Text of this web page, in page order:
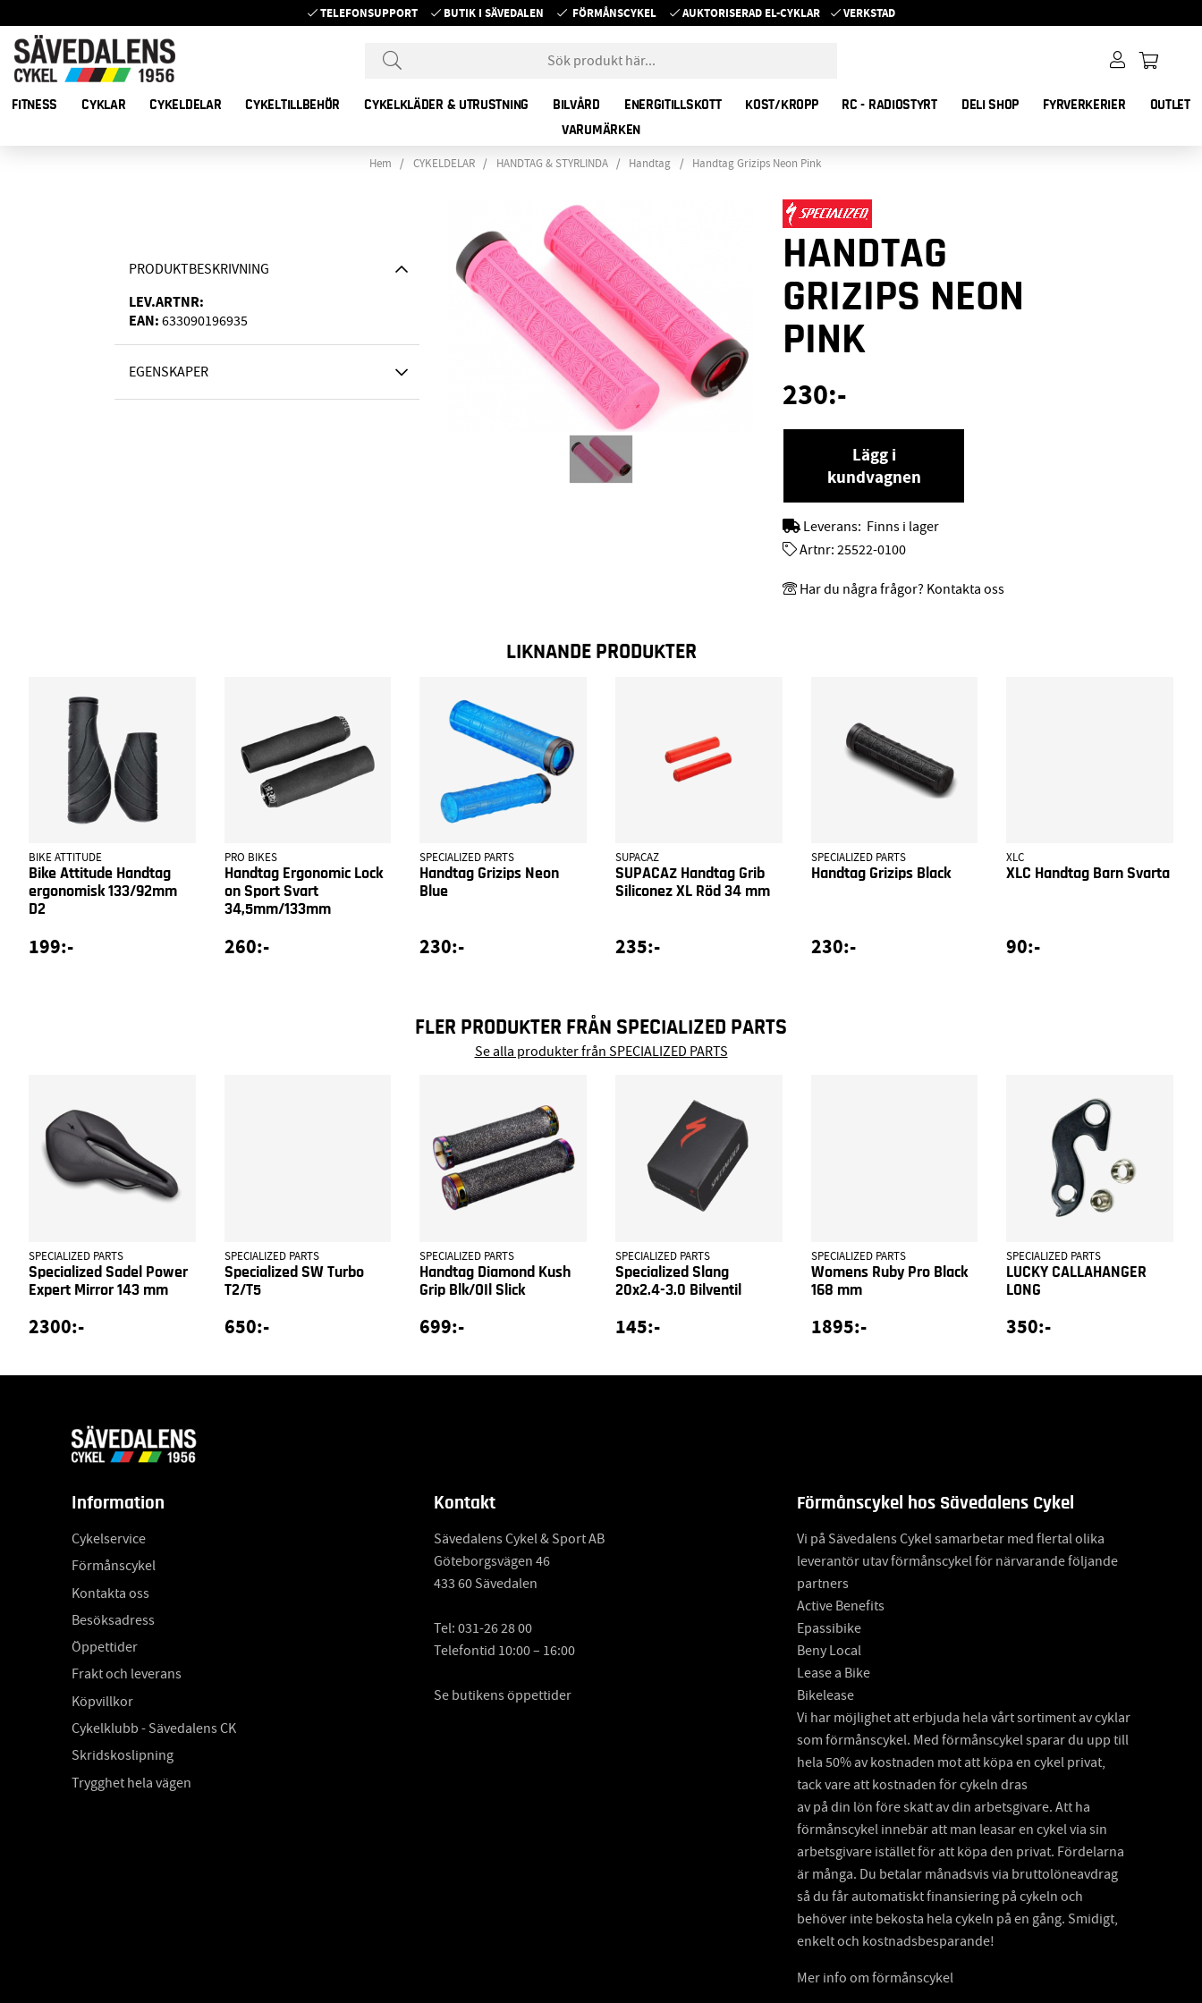
TELEFONSUPPORT BUTIK I SÄVEDALEN FÖRMÅNSCYKEL AUKTORISERAD EL-CYKLAR VERKSTAD
FITNESS CYKLAR CYKELDELAR CYKELTILLBEHÖR CYKELKLÄDER & UTRUSTNING BILVÅRD ENERGITILLSKOTT KOST/KROPP RC - RADIOSTYRT DELI SHOP FYRVERKERIER
OUTLET
VARUMÄRKEN
Hem CYKELDELAR HANDTAG & STYRLINDA Handtag Handtag Grizips Neon Pink
PRODUKTBESKRIVNING
LEV.ARTNR:
EAN: 633090196935
EGENSKAPER
HANDTAG
GRIZIPS NEON
PINK
230:-
Lägg i
kundvagnen
Leverans: Finns i lager
Artnr: 25522-0100
Har du några frågor? Kontakta oss
LIKNANDE PRODUKTER
BIKE ATTITUDE
Bike Attitude Handtag
ergonomisk 133/92mm
D2
199:-
PRO BIKES
Handtag Ergonomic Lock
on Sport Svart
34,5mm/133mm
260:-
SPECIALIZED PARTS
Handtag Grizips Neon
Blue
230:-
SUPACAZ
SUPACAZ Handtag Grib
Siliconez XL Röd 34 mm
235:-
SPECIALIZED PARTS
Handtag Grizips Black
230:-
XLC
XLC Handtag Barn Svarta
90:-
FLER PRODUKTER FRÅN SPECIALIZED PARTS
Se alla produkter från SPECIALIZED PARTS
SPECIALIZED PARTS
Specialized Sadel Power
Expert Mirror 143 mm
2300:-
SPECIALIZED PARTS
Specialized SW Turbo
T2/T5
650:-
SPECIALIZED PARTS
Handtag Diamond Kush
Grip Blk/OIl Slick
699:-
SPECIALIZED PARTS
Specialized Slang
20x2.4-3.0 Bilventil
145:-
SPECIALIZED PARTS
Womens Ruby Pro Black
168 mm
1895:-
SPECIALIZED PARTS
LUCKY CALLAHANGER
LONG
350:-
Information
Cykelservice
Förmånscykel
Kontakta oss
Besöksadress
Öppettider
Frakt och leverans
Köpvillkor
Cykelklubb - Sävedalens CK
Skridskoslipning
Trygghet hela vägen
Kontakt
Sävedalens Cykel & Sport AB
Göteborgsvägen 46
433 60 Sävedalen
Tel:031-26 28 00
Telefontid 10:00 – 16:00
Se butikens öppettider
Förmånscykel hos Sävedalens Cykel
Vi på Sävedalens Cykel samarbetar med flertal olika
leverantör utav förmånscykel för närvarande följande
partners
Active Benefits
Epassibike
Beny Local
Lease a Bike
Bikelease
Vi har möjlighet att erbjuda hela vårt sortiment av cyklar
som förmånscykel. Med förmånscykel sparar du upp till
hela 50% av kostnaden mot att köpa en cykel privat,
tack vare att kostnaden för cykeln dras
av på din lön före skatt av din arbetsgivare. Att ha
förmånscykel innebär att man leasar en cykel via sin
arbetsgivare istället för att köpa den privat. Fördelarna
är många. Du betalar månadsvis via bruttolöneavdrag
så du får automatiskt finansiering på cykeln och
behöver inte bekosta hela cykeln på en gång. Smidigt,
enkelt och kostnadsbesparande!
Mer info om förmånscykel